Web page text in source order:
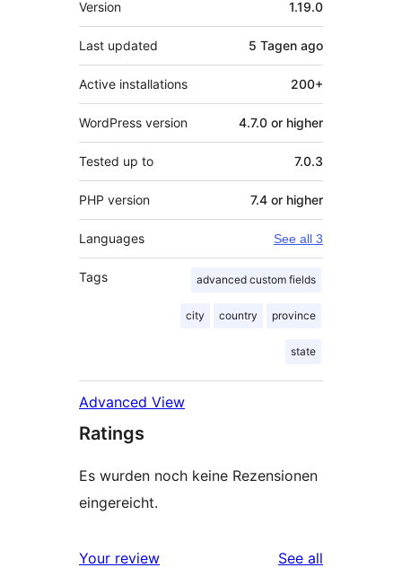
Version 1.19.0
Last updated 5 Tagen ago
Active installations 200+
WordPress version 4.7.0 or higher
Tested up to 7.0.3
PHP version 7.4 or higher
Languages See all 3
Tags advanced custom fields
city country province
state
Advanced View
Ratings
Es wurden noch keine Rezensionen
eingereicht.
Your review See all